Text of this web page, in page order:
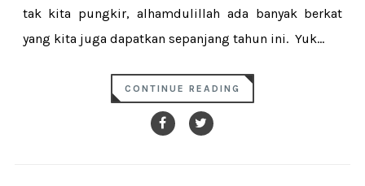
tak kita pungkir, alhamdulillah ada banyak berkat
yang kita juga dapatkan sepanjang tahun ini. Yuk...
CONTINUE READING